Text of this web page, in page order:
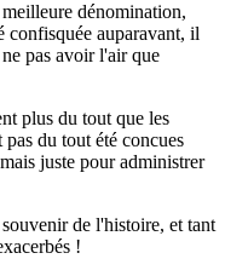
dénomination,
confisquée auparavant, il
pas avoir l'air que
plus du tout que les
du tout été concues
juste pour administrer
de l'histoire, et tant
!